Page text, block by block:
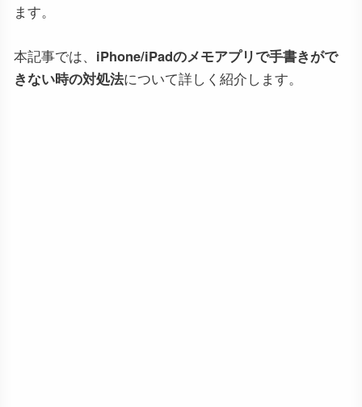
ます。
本記事では、 iPhone/iPadのメモアプリで手書きがで
きない時の対処法について詳しく紹介します。